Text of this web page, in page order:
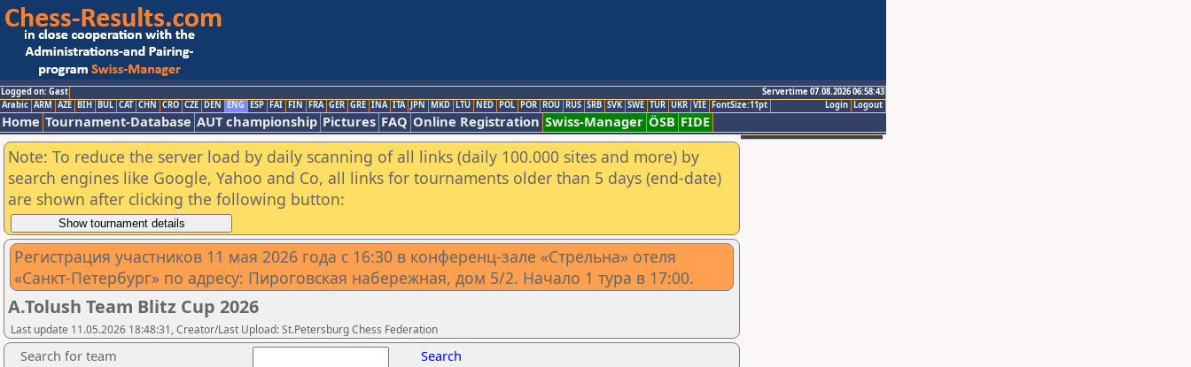
Logged on: Gast
Servertime 07.08.2026 06:58:43
Logout
Login
Arabic ARM AZE BIH BUL CAT CHN CRO CZE DEN ENG ESP FAI FIN FRA GER GRE INA ITA JPN MKD LTU NED POL POR ROU RUS SRB SVK SWE TUR UKR VIE FontSize:11pt
Home Tournament-Database AUT championship Pictures FAQ Online Registration Swiss-Manager ÖSB FIDE
Note: To reduce the server load by daily scanning of all links (daily 100.000 sites and more) by
search engines like Google, Yahoo and Co, all links for tournaments older than 5 days (end-date)
are shown after clicking the following button:
Регистрация участников 11 мая 2026 года с 16:30 в конференц-зале «Стрельна» отеля
«Санкт-Петербург» по адресу: Пироговская набережная, дом 5/2. Начало 1 тура в 17:00.
A.Tolush Team Blitz Cup 2026
Last update 11.05.2026 18:48:31, Creator/Last Upload: St.Petersburg Chess Federation
Search for team Search